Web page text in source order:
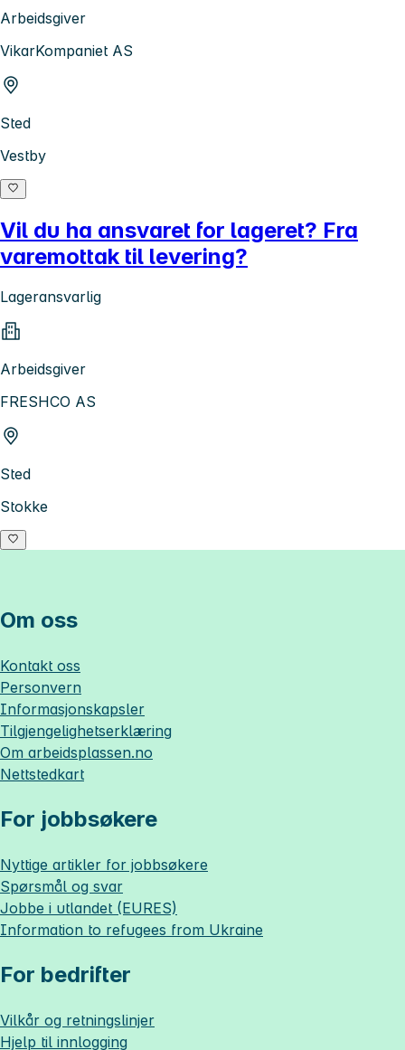
Arbeidsgiver
VikarKompaniet AS
Sted
Vestby
Vil du ha ansvaret for lageret? Fra
varemottak til levering?
Lageransvarlig
Arbeidsgiver
FRESHCO AS
Sted
Stokke
Om oss
Kontakt oss
Personvern
Informasjonskapsler
Tilgjengelighetserklæring
Om arbeidsplassen.no
Nettstedkart
For jobbsøkere
Nyttige artikler for jobbsøkere
Spørsmål og svar
Jobbe i utlandet (EURES)
Information to refugees from Ukraine
For bedrifter
Vilkår og retningslinjer
Hjelp til innlogging